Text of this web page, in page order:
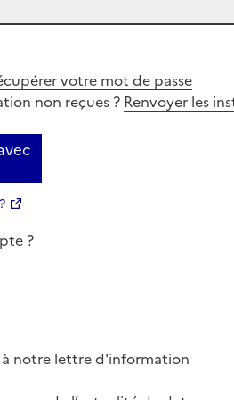
votre mot de passe
non reçues ? Renvoyer les
?
notre lettre d'information